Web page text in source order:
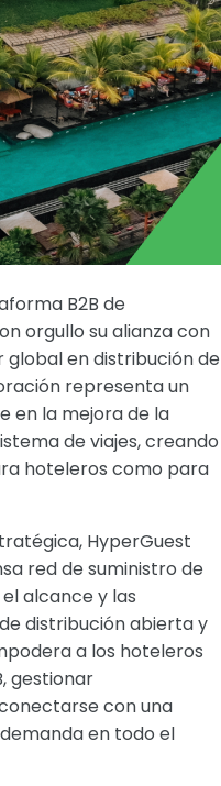
B2B de
orgullo su alianza con
global en distribución de
representa un
en la mejora de la
de viajes, creando
hoteleros como para
HyperGuest
red de suministro de
alcance y las
distribución abierta y
a los hoteleros
gestionar
con una
en todo el